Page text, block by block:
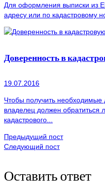
Для оформления выписки из
адресу или по кадастровому
Доверенность в
19.07.2016
Чтобы получить необходимые
владелец должен обратиться
кадастрового...
Предыдущий пост
Следующий пост
Оставить ответ